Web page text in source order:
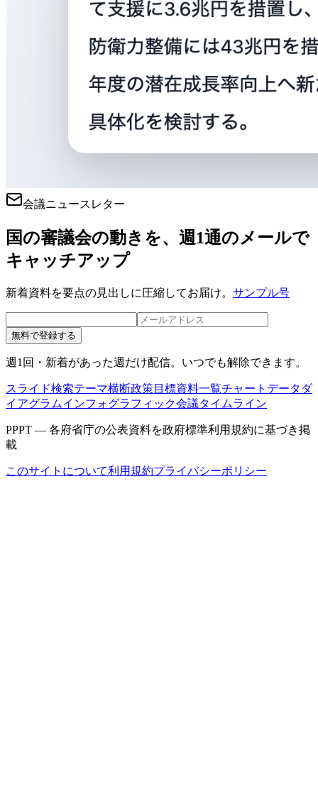
会議ニュースレター
国の審議会の動きを、週1通のメールで
キャッチアップ
新着資料を要点の見出しに圧縮してお届け。 サンプル号
無料で登録する
週1回・新着があった週だけ配信。いつでも解除できます。
スライド検索テーマ横断政策目標資料一覧チャートデータ ダ
イアグラムインフォグラフィック会議タイムライン
PPPT — 各府省庁の公表資料を政府標準利用規約に基づき掲
載
このサイトについて利用規約プライバシーポリシー